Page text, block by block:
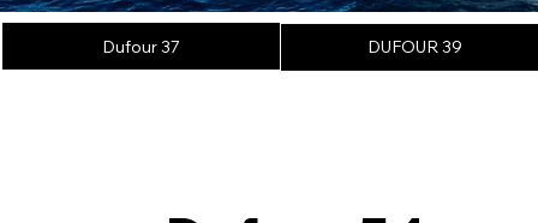
Dufour 37 DUFOUR 39